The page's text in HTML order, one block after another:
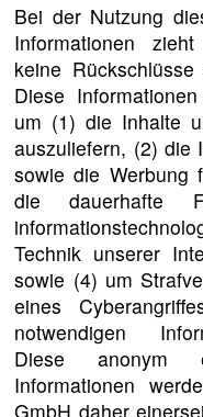
Bei der Nutzung
Informationen
keine
Diese
um (1) die Inhalte
auszuliefern, (2) die
sowie die Werbung
die dauerhafte
Technik unserer
sowie (4) um
eines
notwendigen
Diese anonym
Informationen
GmbH daher